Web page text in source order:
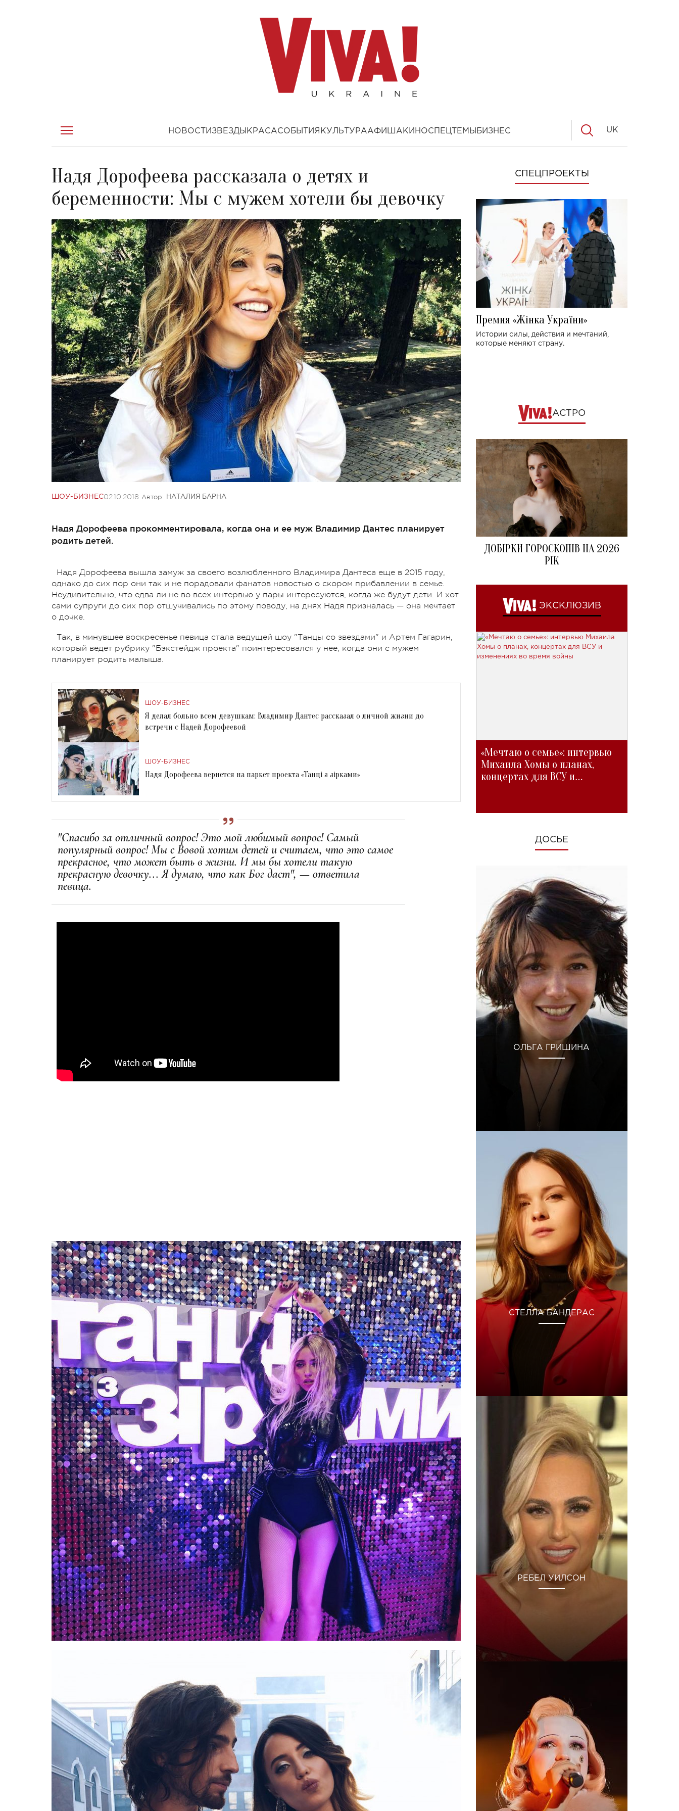
НОВОСТИ ЗВЕЗДЫ КРАСАСОБЫТИЯ КУЛЬТУРААФИША КИНОСПЕЦТЕМЫ БИЗНЕС UK
Надя Дорофеева рассказала о детях и
беременности: Мы с мужем хотели бы девочку
ШОУ-БИЗНЕС02.10.2018 Автор: НАТАЛИЯ БАРНА
Надя Дорофеева прокомментировала, когда она и ее муж Владимир Дантес планирует
родить детей.
Надя Дорофеева вышла замуж за своего возлюбленного Владимира Дантеса еще в 2015 году,
однако до сих пор они так и не порадовали фанатов новостью о скором прибавлении в семье.
Неудивительно, что едва ли не во всех интервью у пары интересуются, когда же будут дети. И хот
сами супруги до сих пор отшучивались по этому поводу, на днях Надя призналась — она мечтает
о дочке.
Так, в минувшее воскресенье певица стала ведущей шоу "Танцы со звездами" и Артем Гагарин,
который ведет рубрику "Бэкстейдж проекта" поинтересовался у нее, когда они с мужем
планирует родить малыша.
ШОУ-БИЗНЕС
Я делал больно всем девушкам: Владимир Дантес рассказал о личной жизни до
встречи с Надей Дорофеевой
ШОУ-БИЗНЕС
Надя Дорофеева вернется на паркет проекта «Танці з зірками»
"Спасибо за отличный вопрос! Это мой любимый вопрос! Самый
популярный вопрос! Мы с Вовой хотим детей и считаем, что это самое
прекрасное, что может быть в жизни. И мы бы хотели такую
прекрасную девочку... Я думаю, что как Бог даст", — ответила
певица.
СПЕЦПРОЕКТЫ
Премия «Жінка України»
Истории силы, действия и мечтаний,
которые меняют страну.
АСТРО
ДОБІРКИ ГОРОСКОПІВ НА 2026
РІК
ЭКСКЛЮЗИВ
«Мечтаю о семье»: интервью
Михаила Хомы о планах,
концертах для ВСУ и
ДОСЬЕ
ОЛЬГА ГРИШИНА
СТЕЛЛА БАНДЕРАС
РЕБЕЛ УИЛСОН